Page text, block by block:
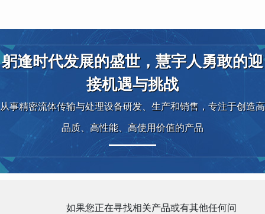
躬逢时代发展的盛世，慧宇人勇敢的迎
接机遇与挑战
从事精密流体传输与处理设备研发、生产和销售，专注于创造高
品质、高性能、高使用价值的产品
如果您正在寻找相关产品或有其他任何问